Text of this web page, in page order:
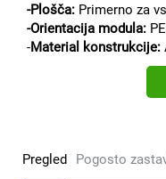
-Plošča: Primerno za
-Orientacija modula:
-Material konstrukcije:
Pregled Pogosto